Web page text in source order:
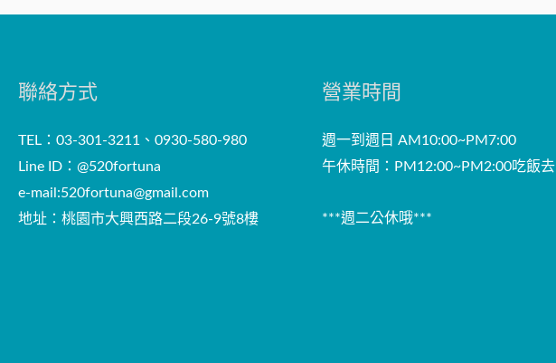
聯絡方式
TEL：03-301-3211、0930-580-980
Line ID：@520fortuna
e-mail:520fortuna@gmail.com
地址：桃園市大興西路二段26-9號8樓
營業時間
週一到週日 AM10:00~PM7:00
午休時間：PM12:00~PM2:00吃飯去
***週二公休哦***